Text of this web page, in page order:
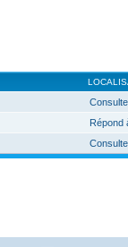
Répond